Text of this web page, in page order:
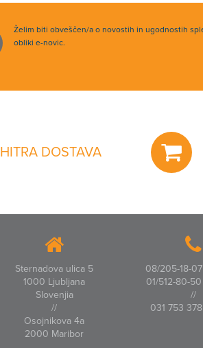
Želim biti obveščen/a o novostih in ugodnostih
obliki e-novic.
HITRA DOSTAVA
Sternadova ulica 5
1000 Ljubljana
Slovenjia
//
Osojnikova 4a
2000 Maribor
08/205-18-
01/512-80-
//
031 753